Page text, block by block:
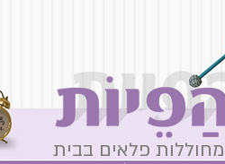
מחוללות פלאים בבית